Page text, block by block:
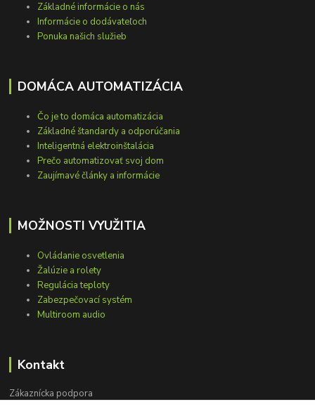
Základné informácie o nás
Informácie o dodávateľoch
Ponuka našich služieb
DOMÁCA AUTOMATIZÁCIA
Čo je to domáca automatizácia
Základné štandardy a odporúčania
Inteligentná elektroinštalácia
Prečo automatizovať svoj dom
Zaujímavé články a informácie
MOŽNOSTI VYUŽITIA
Ovládanie osvetlenia
Žalúzie a rolety
Regulácia teploty
Zabezpečovací systém
Multiroom audio
Kontakt
Zákaznícka podpora